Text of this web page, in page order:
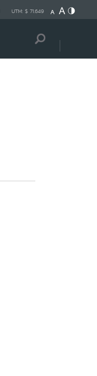
UTM: $ 71.649